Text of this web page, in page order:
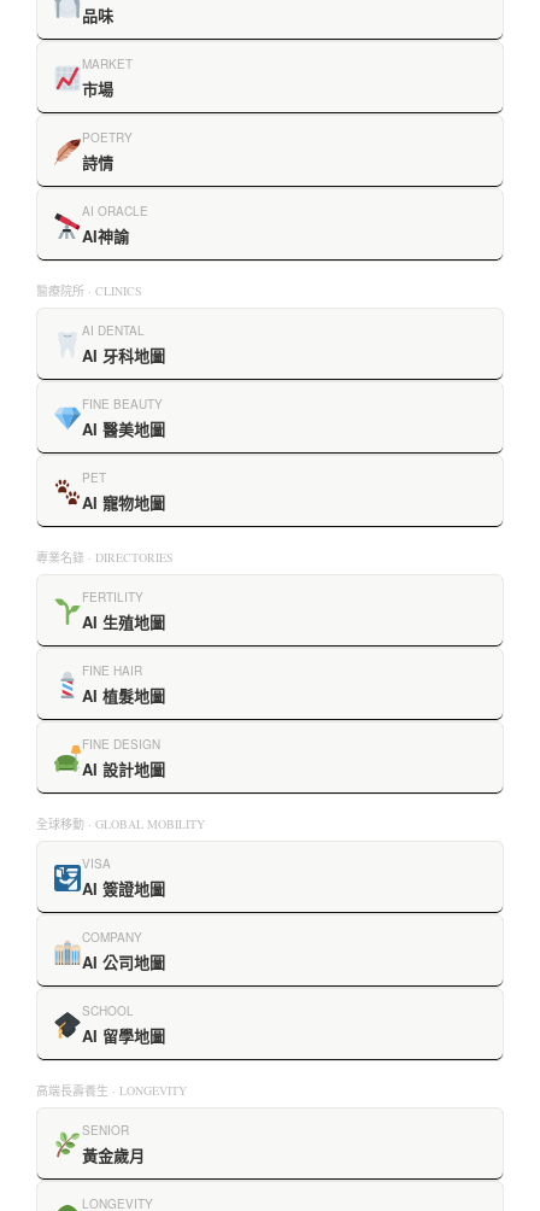
品味
MARKET
市場
POETRY
詩情
AI ORACLE
AI神諭
醫療院所 · CLINICS
AI DENTAL
AI 牙科地圖
FINE BEAUTY
AI 醫美地圖
PET
AI 寵物地圖
專業名錄 · DIRECTORIES
FERTILITY
AI 生殖地圖
FINE HAIR
AI 植髮地圖
FINE DESIGN
AI 設計地圖
全球移動 · GLOBAL MOBILITY
VISA
AI 簽證地圖
COMPANY
AI 公司地圖
SCHOOL
AI 留學地圖
高端長壽養生 · LONGEVITY
SENIOR
黃金歲月
LONGEVITY